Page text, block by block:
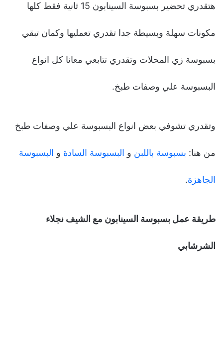
هتقدري تحضير بسبوسة السينابون 15 ثانية فقط كلها
مكونات سهلة وبسيطة جدا تقدري تعمليها وكمان تبقي
بسبوسة زي المحلات وتقدري تتابعي معانا كل انواع
البسبوسة علي وصفات طبخ.
وتقدري تشوفي بعض انواع البسبوسة علي وصفات طبخ
من هنا: بسبوسة باللبن و البسبوسة السادة و البسبوسة
الجاهزة.
طريقة عمل بسبوسة السينابون مع الشيف نجلاء
الشرشابي